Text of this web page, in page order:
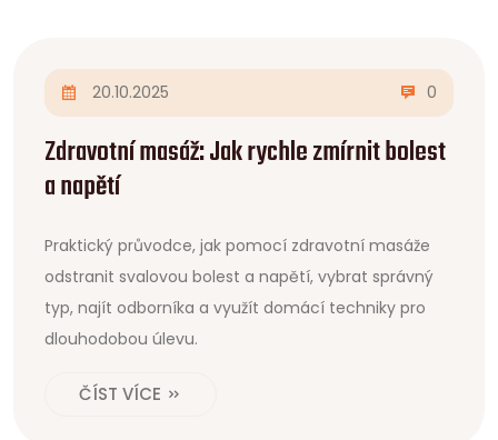
20.10.2025 0
Zdravotní masáž: Jak rychle zmírnit bolest
a napětí
Praktický průvodce, jak pomocí zdravotní masáže
odstranit svalovou bolest a napětí, vybrat správný
typ, najít odborníka a využít domácí techniky pro
dlouhodobou úlevu.
ČÍST VÍCE